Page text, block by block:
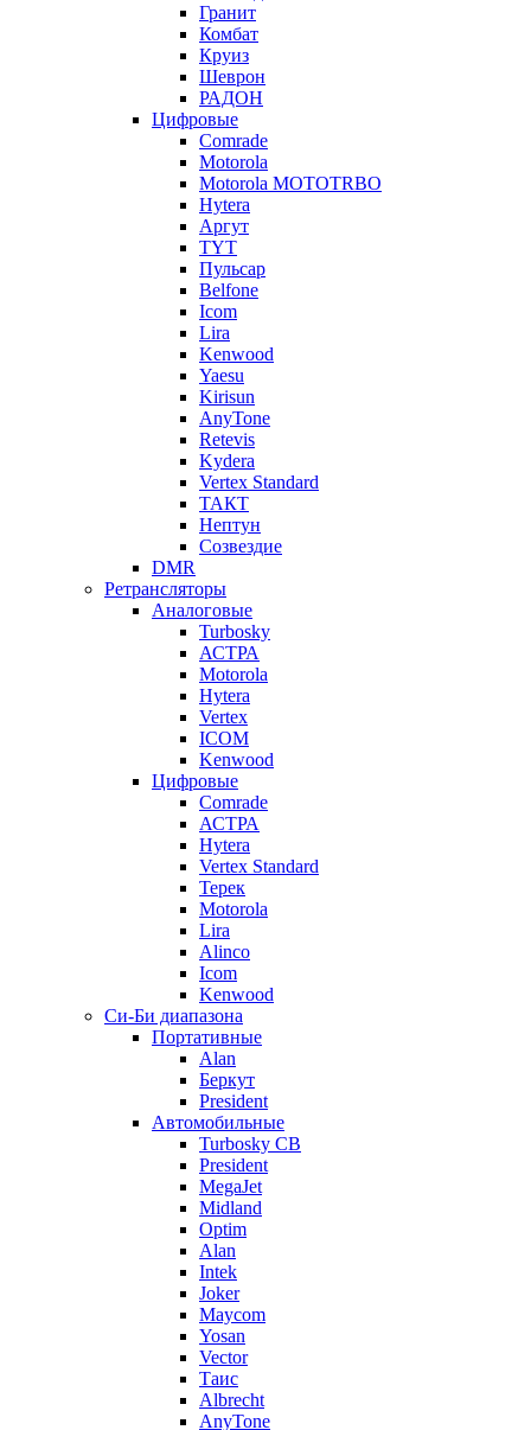
Гранит
Комбат
Круиз
Шеврон
РАДОН
Цифровые
Comrade
Motorola
Motorola MOTOTRBO
Hytera
Аргут
TYT
Пульсар
Belfone
Icom
Lira
Kenwood
Yaesu
Kirisun
AnyTone
Retevis
Kydera
Vertex Standard
ТАКТ
Нептун
Созвездие
DMR
Ретрансляторы
Аналоговые
Turbosky
АСТРА
Motorola
Hytera
Vertex
ICOM
Kenwood
Цифровые
Comrade
АСТРА
Hytera
Vertex Standard
Терек
Motorola
Lira
Alinco
Icom
Kenwood
Си-Би диапазона
Портативные
Alan
Беркут
President
Автомобильные
Turbosky CB
President
MegaJet
Midland
Optim
Alan
Intek
Joker
Maycom
Yosan
Vector
Таис
Albrecht
AnyTone